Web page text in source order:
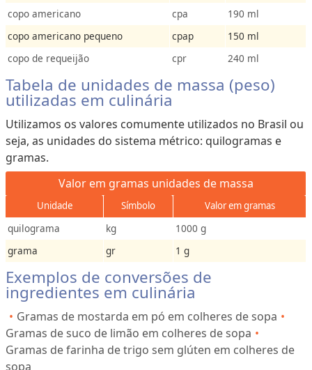
copo americano
cpa
190 ml
copo americano pequeno
cpap
150 ml
copo de requeijão
cpr 240 ml
Tabela de unidades de massa (peso)
utilizadas em culinária
Utilizamos os valores comumente utilizados no Brasil ou
seja, as unidades do sistema métrico: quilogramas e
gramas.
Valor em gramas unidades de massa
Unidade Símbolo Valor em gramas
quilograma kg
1000 g
grama
gr 1 g
Exemplos de conversões de
ingredientes em culinária
Gramas de mostarda em pó em colheres de sopa
Gramas de suco de limão em colheres de sopa
Gramas de farinha de trigo sem glúten em colheres de
sopa